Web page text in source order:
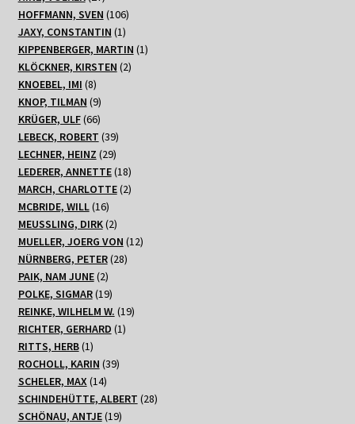
Produkte
HOFFMANN, SVEN 106106
Produkte
JAXY, CONSTANTIN 11
Produkt
KIPPENBERGER, MARTIN 11
KLÖCKNER, KIRSTEN 22
KNOEBEL, IMI 88
Produkte
KNOP, TILMAN 99
Produkte
KRÜGER, ULF 6666
Produkte
LEBECK, ROBERT 3939
Produkte
LECHNER, HEINZ 2929
Produkte
LEDERER, ANNETTE 1818
Produkte
MARCH, CHARLOTTE 22
MCBRIDE, WILL 1616
Produkte
MEUSSLING, DIRK 22
Produkte
MUELLER, JOERG VON 1212
NÜRNBERG, PETER 2828
PAIK, NAM JUNE 22
Produkte
POLKE, SIGMAR 1919
Produkte
REINKE, WILHELM W. 1919
RICHTER, GERHARD 11
RITTS, HERB 11
Produkt
ROCHOLL, KARIN 3939
SCHELER, MAX 1414
Produkte
SCHINDEHÜTTE, ALBERT 2828
SCHÖNAU, ANTJE 1919